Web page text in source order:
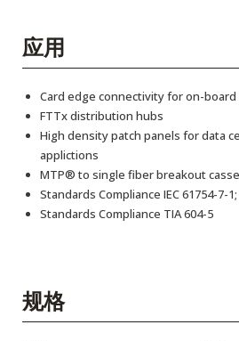
应用
Card edge connectivity for on-
FTTx distribution hubs
High density patch panels for data
applictions
MTP® to single fiber breakout
Standards Compliance IEC 61754-7-
Standards Compliance TIA 604-5
规格